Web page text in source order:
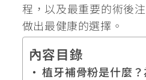
程，以及最重要的術後
做出最健康的選擇。
內容目錄
植牙補骨粉是什麼